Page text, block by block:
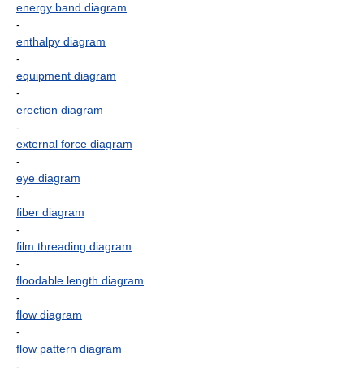
energy band diagram
-
enthalpy diagram
-
equipment diagram
-
erection diagram
-
external force diagram
-
eye diagram
-
fiber diagram
-
film threading diagram
-
floodable length diagram
-
flow diagram
-
flow pattern diagram
-